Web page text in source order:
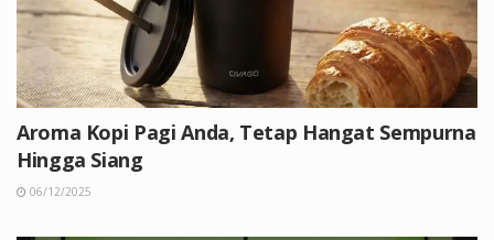
Aroma Kopi Pagi Anda, Tetap Hangat Sempurna
Hingga Siang
06/12/2025